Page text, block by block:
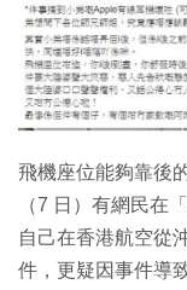
飛機座位能夠靠後
（7 日）有網民在
自己在香港航空從
件，更疑因事件導